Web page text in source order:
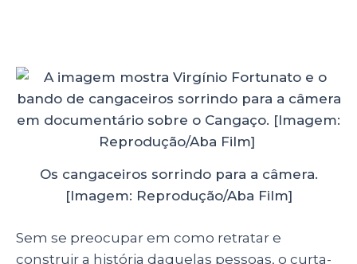
Os cangaceiros sorrindo para a câmera.
[Imagem: Reprodução/Aba Film]
Sem se preocupar em como retratar e
construir a história daquelas pessoas, o curta-